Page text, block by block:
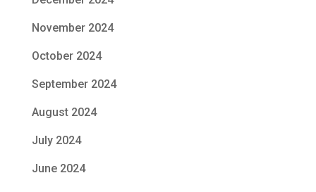
November 2024
October 2024
September 2024
August 2024
July 2024
June 2024